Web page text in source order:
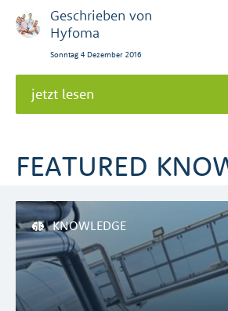
Geschrieben von
Hyfoma
Sonntag 4 Dezember 2016
jetzt lesen
FEATURED
KNOWLEDGE